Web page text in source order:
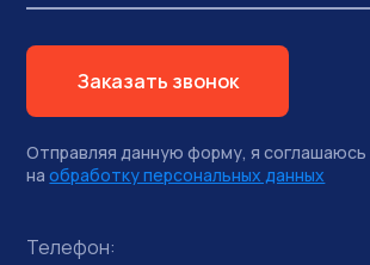
Заказать звонок
Телефон:
Отправляя данную форму, я соглашаюсь
на обработку персональных данных